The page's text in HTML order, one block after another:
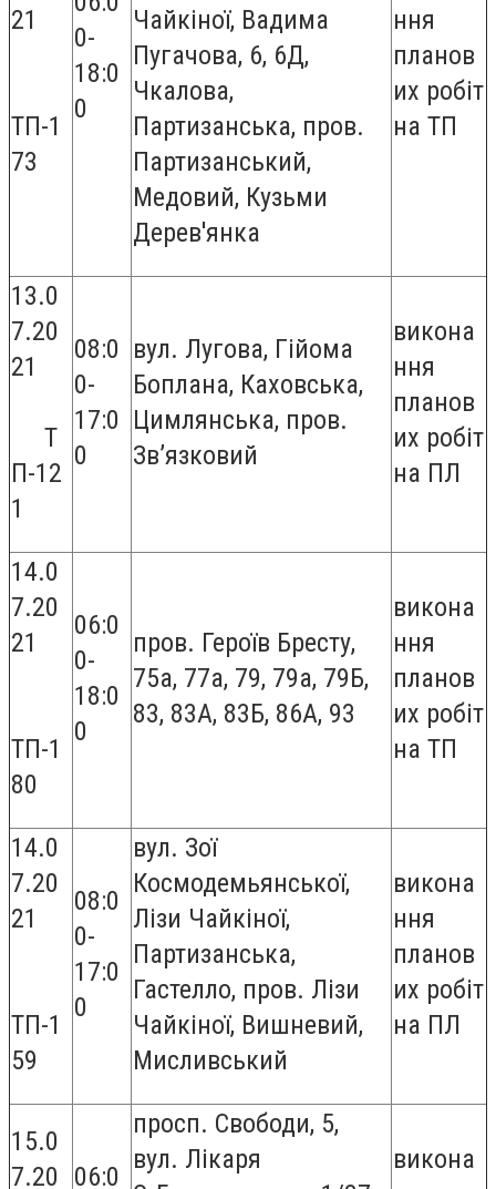
21
ТП-1
73
0-
18:0
0
Чайкіної, Вадима
Пугачова, 6, 6Д,
Чкалова,
Партизанська, пров.
Партизанський,
Медовий, Кузьми
Дерев'янка
ння
планов
их робіт
на ТП
13.0
7.20
21
Т
П-12
1
08:0
0-
17:0
0
вул. Лугова, Гійома
Боплана, Каховська,
Цимлянська, пров.
Зв’язковий
викона
ння
планов
их робіт
на ПЛ
14.0
7.20
21
ТП-1
80
06:0
0-
18:0
0
пров. Героїв Бресту,
75а, 77а, 79, 79а, 79Б,
83, 83А, 83Б, 86А, 93
викона
ння
планов
их робіт
на ТП
14.0
7.20
21
ТП-1
59
08:0
0-
17:0
0
вул. Зої
Космодемьянської,
Лізи Чайкіної,
Партизанська,
Гастелло, пров. Лізи
Чайкіної, Вишневий,
Мисливський
викона
ння
планов
их робіт
на ПЛ
15.0
7.20
06:0
просп. Свободи, 5,
вул. Лікаря
викона